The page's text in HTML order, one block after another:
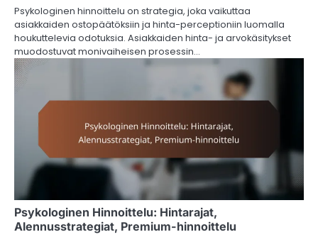
Psykologinen hinnoittelu on strategia, joka vaikuttaa
asiakkaiden ostopäätöksiin ja hinta-perceptioniin luomalla
houkuttelevia odotuksia. Asiakkaiden hinta- ja arvokäsitykset
muodostuvat monivaiheisen prosessin…
Psykologinen Hinnoittelu: Hintarajat,
Alennusstrategiat, Premium-hinnoittelu